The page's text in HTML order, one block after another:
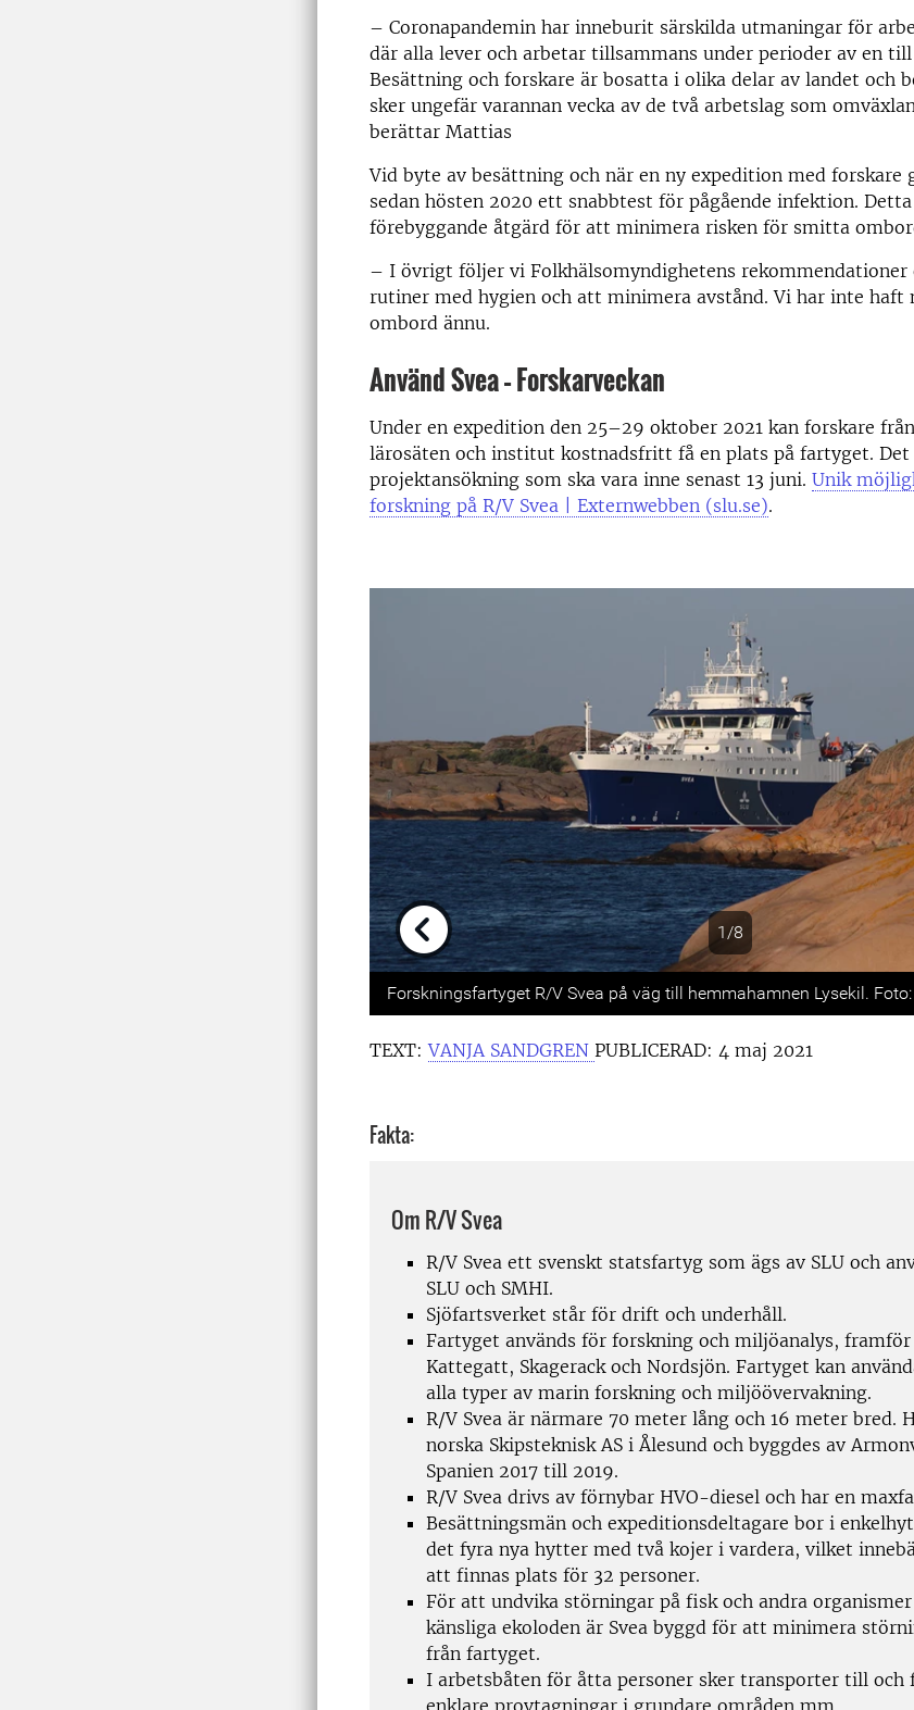
– Coronapandemin har inneburit särskilda utmaningar för
där alla lever och arbetar tillsammans under perioder av en
Besättning och forskare är bosatta i olika delar av landet och
sker ungefär varannan vecka av de två arbetslag som
berättar Mattias
Vid byte av besättning och när en ny expedition med forskare
sedan hösten 2020 ett snabbtest för pågående infektion.
förebyggande åtgärd för att minimera risken för smitta
– I övrigt följer vi Folkhälsomyndighetens
rutiner med hygien och att minimera avstånd. Vi har inte haft
ombord ännu.
Använd Svea – Forskarveckan
Under en expedition den 25–29 oktober 2021 kan forskare
lärosäten och institut kostnadsfritt få en plats på fartyget. Det
projektansökning som ska vara inne senast 13 juni. Unik
forskning på R/V Svea | Externwebben (slu.se).
1/8
Previous
Forskningsfartyget R/V Svea på väg till hemmahamnen Lysekil.
TEXT: VANJA SANDGREN PUBLICERAD: 4 maj 2021
Fakta:
Om R/V Svea
R/V Svea ett svenskt statsfartyg som ägs av SLU och
SLU och SMHI.
Sjöfartsverket står för drift och underhåll.
Fartyget används för forskning och miljöanalys,
Kattegatt, Skagerack och Nordsjön. Fartyget kan
alla typer av marin forskning och miljöövervakning.
R/V Svea är närmare 70 meter lång och 16 meter bred.
norska Skipsteknisk AS i Ålesund och byggdes av
Spanien 2017 till 2019.
R/V Svea drivs av förnybar HVO-diesel och har en
Besättningsmän och expeditionsdeltagare bor i
det fyra nya hytter med två kojer i vardera, vilket
att finnas plats för 32 personer.
För att undvika störningar på fisk och andra
känsliga ekoloden är Svea byggd för att minimera
från fartyget.
I arbetsbåten för åtta personer sker transporter till
enklare provtagningar i grundare områden mm.